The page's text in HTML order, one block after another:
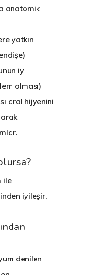
anatomik
yatkın
iyi
olması)
oral hijyenini
ile
iyileşir.
denilen